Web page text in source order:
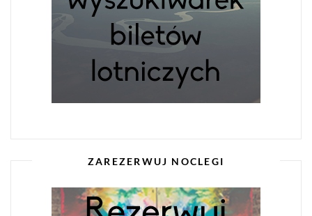
ZAREZERWUJ NOCLEGI